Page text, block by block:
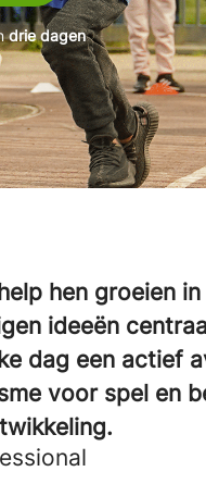
drie dagen
hen groeien in
ideeën
dag een actief
voor spel en